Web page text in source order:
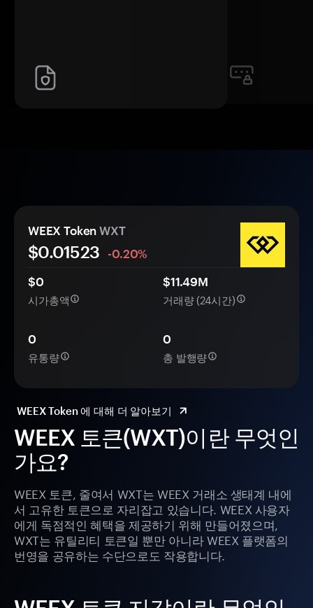
WEEX 토큰(WXT)이란 무엇인
가요?
WEEX 토큰, 줄여서 WXT는 WEEX 거래소 생태계 내에
서 고유한 토큰으로 자리잡고 있습니다. WEEX 사용자
에게 독점적인 혜택을 제공하기 위해 만들어졌으며,
WXT는 유틸리티 토큰일 뿐만 아니라 WEEX 플랫폼의
번영을 공유하는 수단으로도 작용합니다.
WEEX Token WXT
$0.01523
-0.20%
$0
시가총액
$11.49M
거래량 (24시간)
0
유통량
0
총 발행량
WEEX Token 에 대해 더 알아보기